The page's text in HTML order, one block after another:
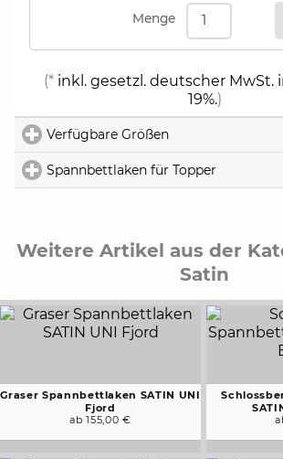
Menge
(*inkl. gesetzl. deutscher MwSt.
19%.)
Verfügbare Größen
Spannbettlaken für Topper
Weitere Artikel aus der
Satin
Graser Spannbettlaken SATIN UNI
Fjord
ab 155,00 €